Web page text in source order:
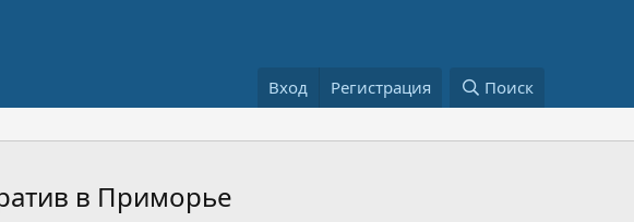
Вход Регистрация Поиск
в Приморье